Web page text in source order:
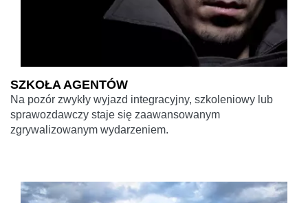
SZKOŁA AGENTÓW
Na pozór zwykły wyjazd integracyjny, szkoleniowy lub
sprawozdawczy staje się zaawansowanym
zgrywalizowanym wydarzeniem.